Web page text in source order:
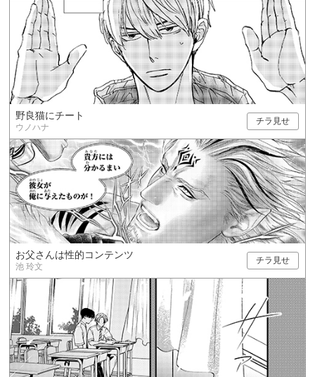
野良猫にチート
ウノハナ
チラ見せ
お父さんは性的コンテンツ
池 玲文
チラ見せ